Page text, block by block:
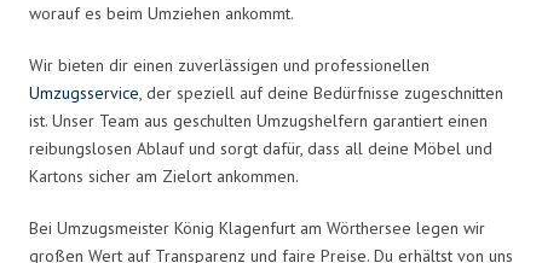
worauf es beim Umziehen ankommt.
Wir bieten dir einen zuverlässigen und professionellen
Umzugsservice, der speziell auf deine Bedürfnisse zugeschnitten
ist. Unser Team aus geschulten Umzugshelfern garantiert einen
reibungslosen Ablauf und sorgt dafür, dass all deine Möbel und
Kartons sicher am Zielort ankommen.
Bei Umzugsmeister König Klagenfurt am Wörthersee legen wir
großen Wert auf Transparenz und faire Preise. Du erhältst von uns